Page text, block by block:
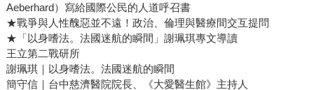
Aeberhard）寫給國際公民的人道呼召書
★戰爭與人性醜惡並不遠！政治、倫理與醫療間交互提問
★「以身嗜法。法國迷航的瞬間」謝珮琪專文導讀
王立第二戰研所
謝珮琪｜以身嗜法。法國迷航的瞬間
簡守信｜台中慈濟醫院院長、《大愛醫生館》主持人